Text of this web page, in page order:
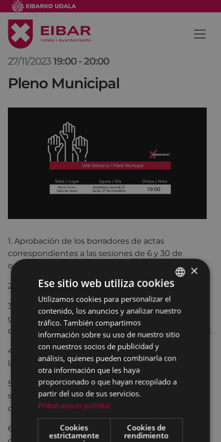
27/11/2023 19:00 -20:00
Pleno Municipal
1. Aprobación de los borradores de actas
correspondientes a las sesiones de 6 y 30 de
octubre de 2023.
2. Dación de cuentas de resoluciones de Alcaldía.
3. Dación de cuentas de escrito presentado por el
grupo municipal Eibarko EAJ-PNV de designación
de suplentes en la Comisión de Trabajo de Personal.
4. Declaración para el 25N, día por la eliminación de
la violencia contra las mujeres 2023.
5. Modificación de la fecha de celebración de la
sesión ordinaria del pleno correspondiente al mes
de diciembre.
6. Plan estratégico de recursos humanos y relevo
BASQUE
SPANISH
×
Ese sitio web utiliza cookies
Utilizamos cookies para personalizar el
contenido, los anuncios y analizar nuestro
tráfico. También compartimos
información sobre su uso de nuestro sitio
con nuestros socios de publicidad y
análisis, quienes pueden combinarla con
otra información que les haya
proporcionado o que hayan recopilado a
partir del uso de sus servicios.
Pribatutasun-politika
Cookies
estrictamente
Cookies de
rendimiento